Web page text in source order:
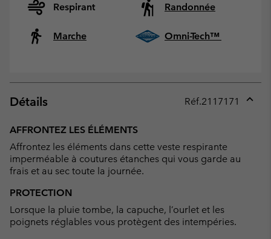
Respirant Randonnée
Marche Omni-Tech™
Détails Réf.2117171
AFFRONTEZ LES ÉLÉMENTS
Affrontez les éléments dans cette veste respirante
imperméable à coutures étanches qui vous garde au
frais et au sec toute la journée.
PROTECTION
Lorsque la pluie tombe, la capuche, l’ourlet et les
poignets réglables vous protègent des intempéries.